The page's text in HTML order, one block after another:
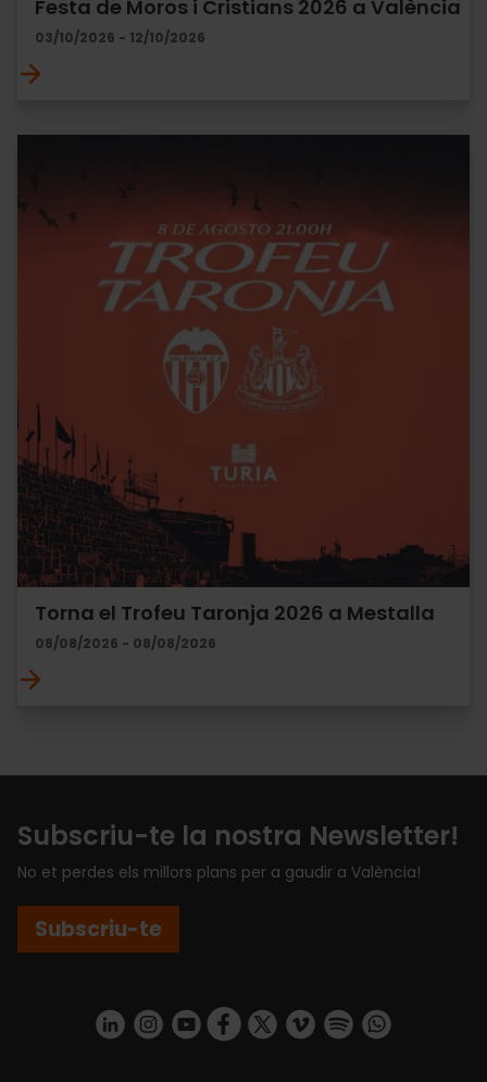
Festa de Moros i Cristians 2026 a València
03/10/2026 - 12/10/2026
Torna el Trofeu Taronja 2026 a Mestalla
08/08/2026 - 08/08/2026
Subscriu-te la nostra Newsletter!
No et perdes els millors plans per a gaudir a València!
Subscriu-te
https://www.linkedin.com/company/turismo-valencia/mycompany/
https://www.instagram.com/visit_valencia/
https://www.youtube.com/user/
https://www.facebook.com/
https://twitter.com/
https://vimeo.com/
https://https://api.whatsapp.com/